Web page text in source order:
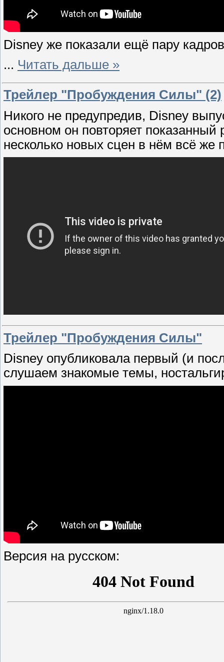
Disney же показали ещё пару
... Читать дальше »
Трейлер "Пробуждения Силы" (2)
Никого не предупредив, Disney
основном он повторяет
несколько новых сцен в нём всё же
Трейлер "Пробуждения Силы"
Disney опубликовала первый (и
слушаем знакомые темы,
Версия на русском: